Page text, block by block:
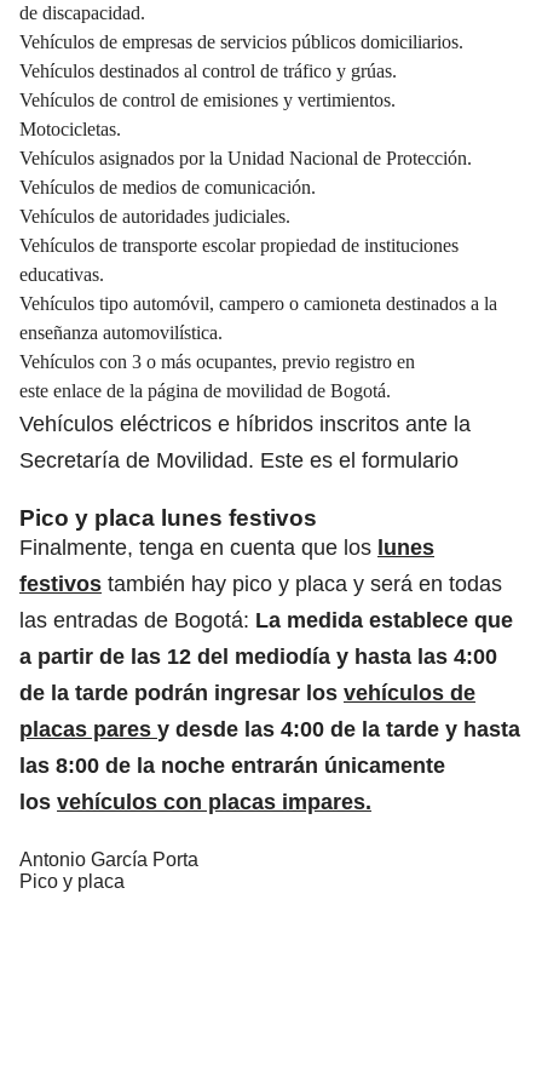
de discapacidad.
Vehículos de empresas de servicios públicos domiciliarios.
Vehículos destinados al control de tráfico y grúas.
Vehículos de control de emisiones y vertimientos.
Motocicletas.
Vehículos asignados por la Unidad Nacional de Protección.
Vehículos de medios de comunicación.
Vehículos de autoridades judiciales.
Vehículos de transporte escolar propiedad de instituciones
educativas.
Vehículos tipo automóvil, campero o camioneta destinados a la
enseñanza automovilística.
Vehículos con 3 o más ocupantes, previo registro en
este enlace de la página de movilidad de Bogotá.
Vehículos eléctricos e híbridos inscritos ante la
Secretaría de Movilidad. Este es el formulario
Pico y placa lunes festivos
Finalmente, tenga en cuenta que los lunes
festivos también hay pico y placa y será en todas
las entradas de Bogotá: La medida establece que
a partir de las 12 del mediodía y hasta las 4:00
de la tarde podrán ingresar los vehículos de
placas pares y desde las 4:00 de la tarde y hasta
las 8:00 de la noche entrarán únicamente
los vehículos con placas impares.
Antonio García Porta
Pico y placa